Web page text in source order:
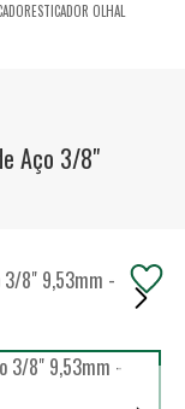
ESTICADOR OLHAL
Aço 3/8"